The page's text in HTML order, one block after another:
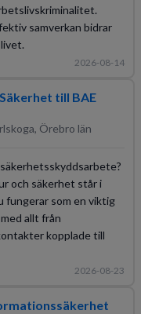
samverkan bidrar
2026-08-14
till BAE
Örebro län
och säkerhet står i
fungerar som en viktig
allt från
kopplade till
2026-08-23